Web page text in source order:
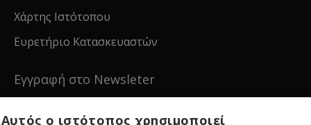
Χάρτης Ιστότοπου
Ευρετήριο Κατασκευαστών
Εγγραφή στο Newsleter
Εγγραφείτε για νέα και ειδικές προσφορές!
Αυτός ο ιστότοπος χρησιμοποιεί